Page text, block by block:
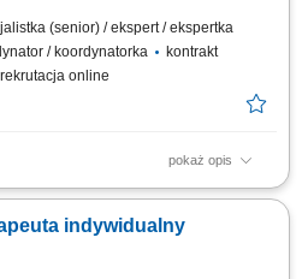
(senior) / ekspert / ekspertka
/ koordynatorka
kontrakt
rekrutacja online
pokaż opis
procesem zgłoszeń od osób
oraz mailowa z beneficjentami
kalendarza konsultacji.
indywidualny